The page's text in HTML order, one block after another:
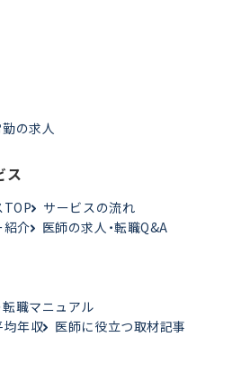
の求人
ス
TOP
サービスの流れ
紹介
医師の求人・転職Q&A
職マニュアル
均年収
医師に役立つ取材記事